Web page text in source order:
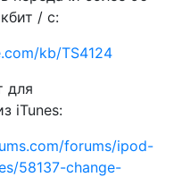
/ с:
kb/TS4124
для
iTunes:
forums/ipod-
58137-change-